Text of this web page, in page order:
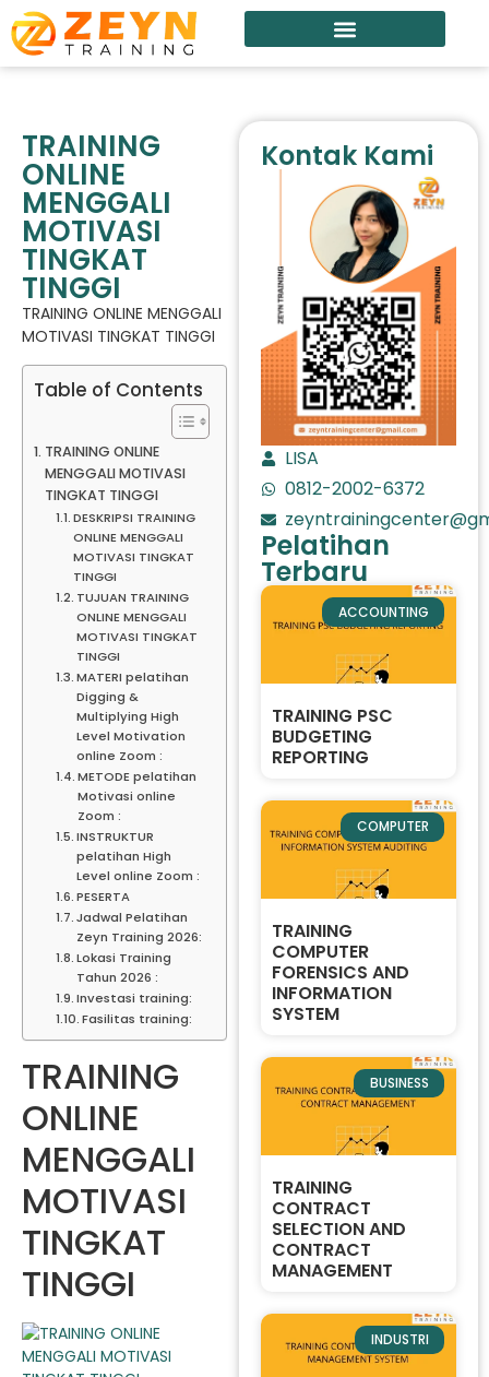
TRAINING
ONLINE
MENGGALI
MOTIVASI
TINGKAT
TINGGI
TRAINING ONLINE MENGGALI
MOTIVASI TINGKAT TINGGI
Table of Contents
TRAINING ONLINE
MENGGALI MOTIVASI
TINGKAT TINGGI
DESKRIPSI TRAINING
ONLINE MENGGALI
MOTIVASI TINGKAT
TINGGI
TUJUAN TRAINING
ONLINE MENGGALI
MOTIVASI TINGKAT
TINGGI
MATERI pelatihan
Digging &
Multiplying High
Level Motivation
online Zoom :
METODE pelatihan
Motivasi online
Zoom :
INSTRUKTUR
pelatihan High
Level online Zoom :
PESERTA
Jadwal Pelatihan
Zeyn Training 2026:
Lokasi Training
Tahun 2026 :
Investasi training:
Fasilitas training:
TRAINING
ONLINE
MENGGALI
MOTIVASI
TINGKAT
TINGGI
Kontak Kami
LISA
0812-2002-6372
Pelatihan
Terbaru
ACCOUNTING
TRAINING PSC
BUDGETING
REPORTING
COMPUTER
TRAINING
COMPUTER
FORENSICS AND
INFORMATION
SYSTEM
BUSINESS
TRAINING
CONTRACT
SELECTION AND
CONTRACT
MANAGEMENT
INDUSTRI